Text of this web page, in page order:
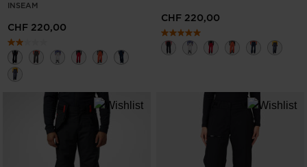
INSEAM
CHF 220,00
CHF 220,00